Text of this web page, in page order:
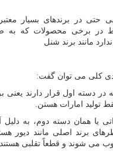
حتی در برندهای بسیار معتبر
در برخی محصولات که به
مانند برند شنل
کلی می توان گفت:
در دسته اول قرار دارند یعنی
تولید امارات هستن.
یا همان دسته دوم، به
برند اصلی مانند دیور
می شوند و قطعاً تقلبی